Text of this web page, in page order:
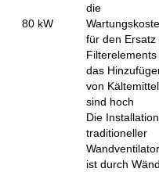
80 kW
die
für den Ersatz
das
von Kältemittel
sind hoch
Die Installation
traditioneller
ist durch